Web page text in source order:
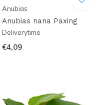
Anubias
Anubias nana Paxing
Deliverytime
€4,09